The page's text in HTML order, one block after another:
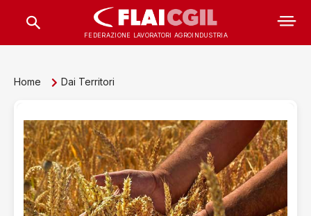
FEDERAZIONE LAVORATORI AGROINDUSTRIA
Home Dai Territori